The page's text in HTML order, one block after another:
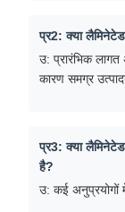
प्र2: क्या
उ: प्रारंभिक
कारण समग्र
प्र3: क्या
है?
उ: कई अनुप्रयोगों